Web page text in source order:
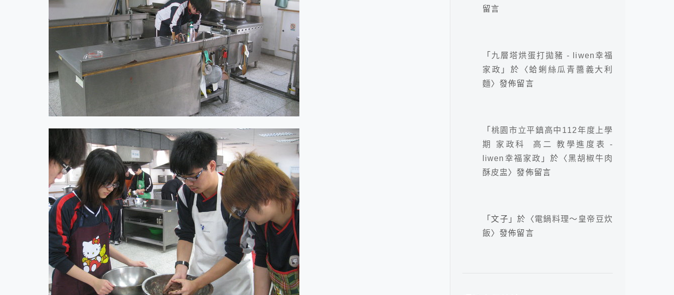
留言
「 九層塔烘蛋打拋豬 - liwen幸福
家政 」於〈 蛤蜊絲瓜青醬義大利
麵〉發佈留言
「 桃園市立平鎮高中112年度上學
期 家政科 高二 教學進度表 -
liwen幸福家政 」於〈 黑胡椒牛肉
酥皮盅 〉發佈留言
「文子 」於〈電鍋料理～皇帝豆炊
飯〉發佈留言